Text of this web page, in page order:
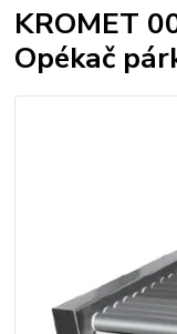
KROMET
Opékač